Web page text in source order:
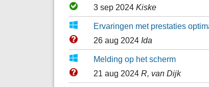
3 sep 2024 Kiske
Ervaringen met prestaties
26 aug 2024 Ida
Melding op het scherm
21 aug 2024 R, van Dijk